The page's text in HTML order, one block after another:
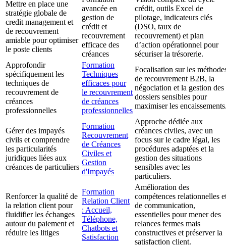
Mettre en place une
stratégie globale de
credit management et
de recouvrement
amiable pour optimiser
le poste clients
avancée en
gestion de
crédit et
recouvrement
efficace des
créances
crédit, outils Excel de
pilotage, indicateurs clés
(DSO, taux de
recouvrement) et plan
d’action opérationnel pour
sécuriser la trésorerie.
Approfondir
spécifiquement les
techniques de
recouvrement de
créances
professionnelles
Formation
Techniques
efficaces pour
le recouvrement
de créances
professionnelles
Focalisation sur les
de recouvrement B2B, la
négociation et la gestion des
dossiers sensibles pour
maximiser les
Gérer des impayés
civils et comprendre
les particularités
juridiques liées aux
créances de particuliers
Formation
Recouvrement
de Créances
Civiles et
Gestion
d'Impayés
Approche dédiée aux
créances civiles, avec un
focus sur le cadre légal, les
procédures adaptées et la
gestion des situations
sensibles avec les
particuliers.
Renforcer la qualité de
la relation client pour
fluidifier les échanges
autour du paiement et
réduire les litiges
Formation
Relation Client
: Accueil,
Téléphone,
Chatbots et
Satisfaction
Amélioration des
compétences relationnelles
de communication,
essentielles pour mener des
relances fermes mais
constructives et préserver la
satisfaction client.